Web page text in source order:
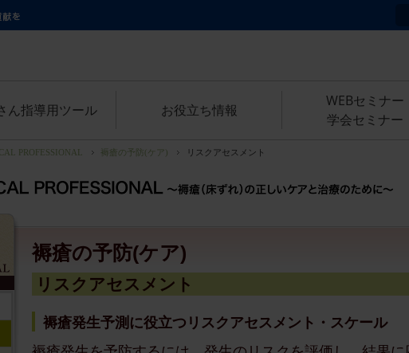
ん指導用ツール お役立ち情報
WEBセミナー
学会セミナー
PROFESSIONAL 褥瘡の予防(ケア) リスクアセスメント
褥瘡の予防(ケア)
リスクアセスメント
褥瘡発生予測に役立つリスクアセスメント・スケール